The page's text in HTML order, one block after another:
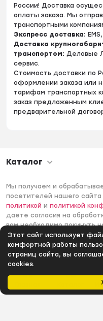
Этот сайт использует
комфортной работы
страниц сайта, вы
cookies.
России! Доставка
оплаты заказа. Мы
транспортными
Экспресс доставка:
Доставка
транспортом:Деловые
сервис.
Стоимость доставки по
оформлении заказа или
тарифам транспортных
заказ предложенным
предварительной
Каталог
Мы получаем и
посетителей нашего
политикой иполитикой
даете согласия на
вам необходимо покинуть
© 2006 -2026 Интернет-
защищены.